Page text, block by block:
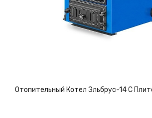
Отопительный Котел Эльбрус-14 С